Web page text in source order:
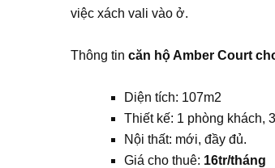
việc xách vali vào ở.
Thông tin căn hộ Amber Court
Diện tích: 107m2
Thiết kế: 1 phòng khách,
Nội thất: mới, đầy đủ.
Giá cho thuê: 16tr/tháng